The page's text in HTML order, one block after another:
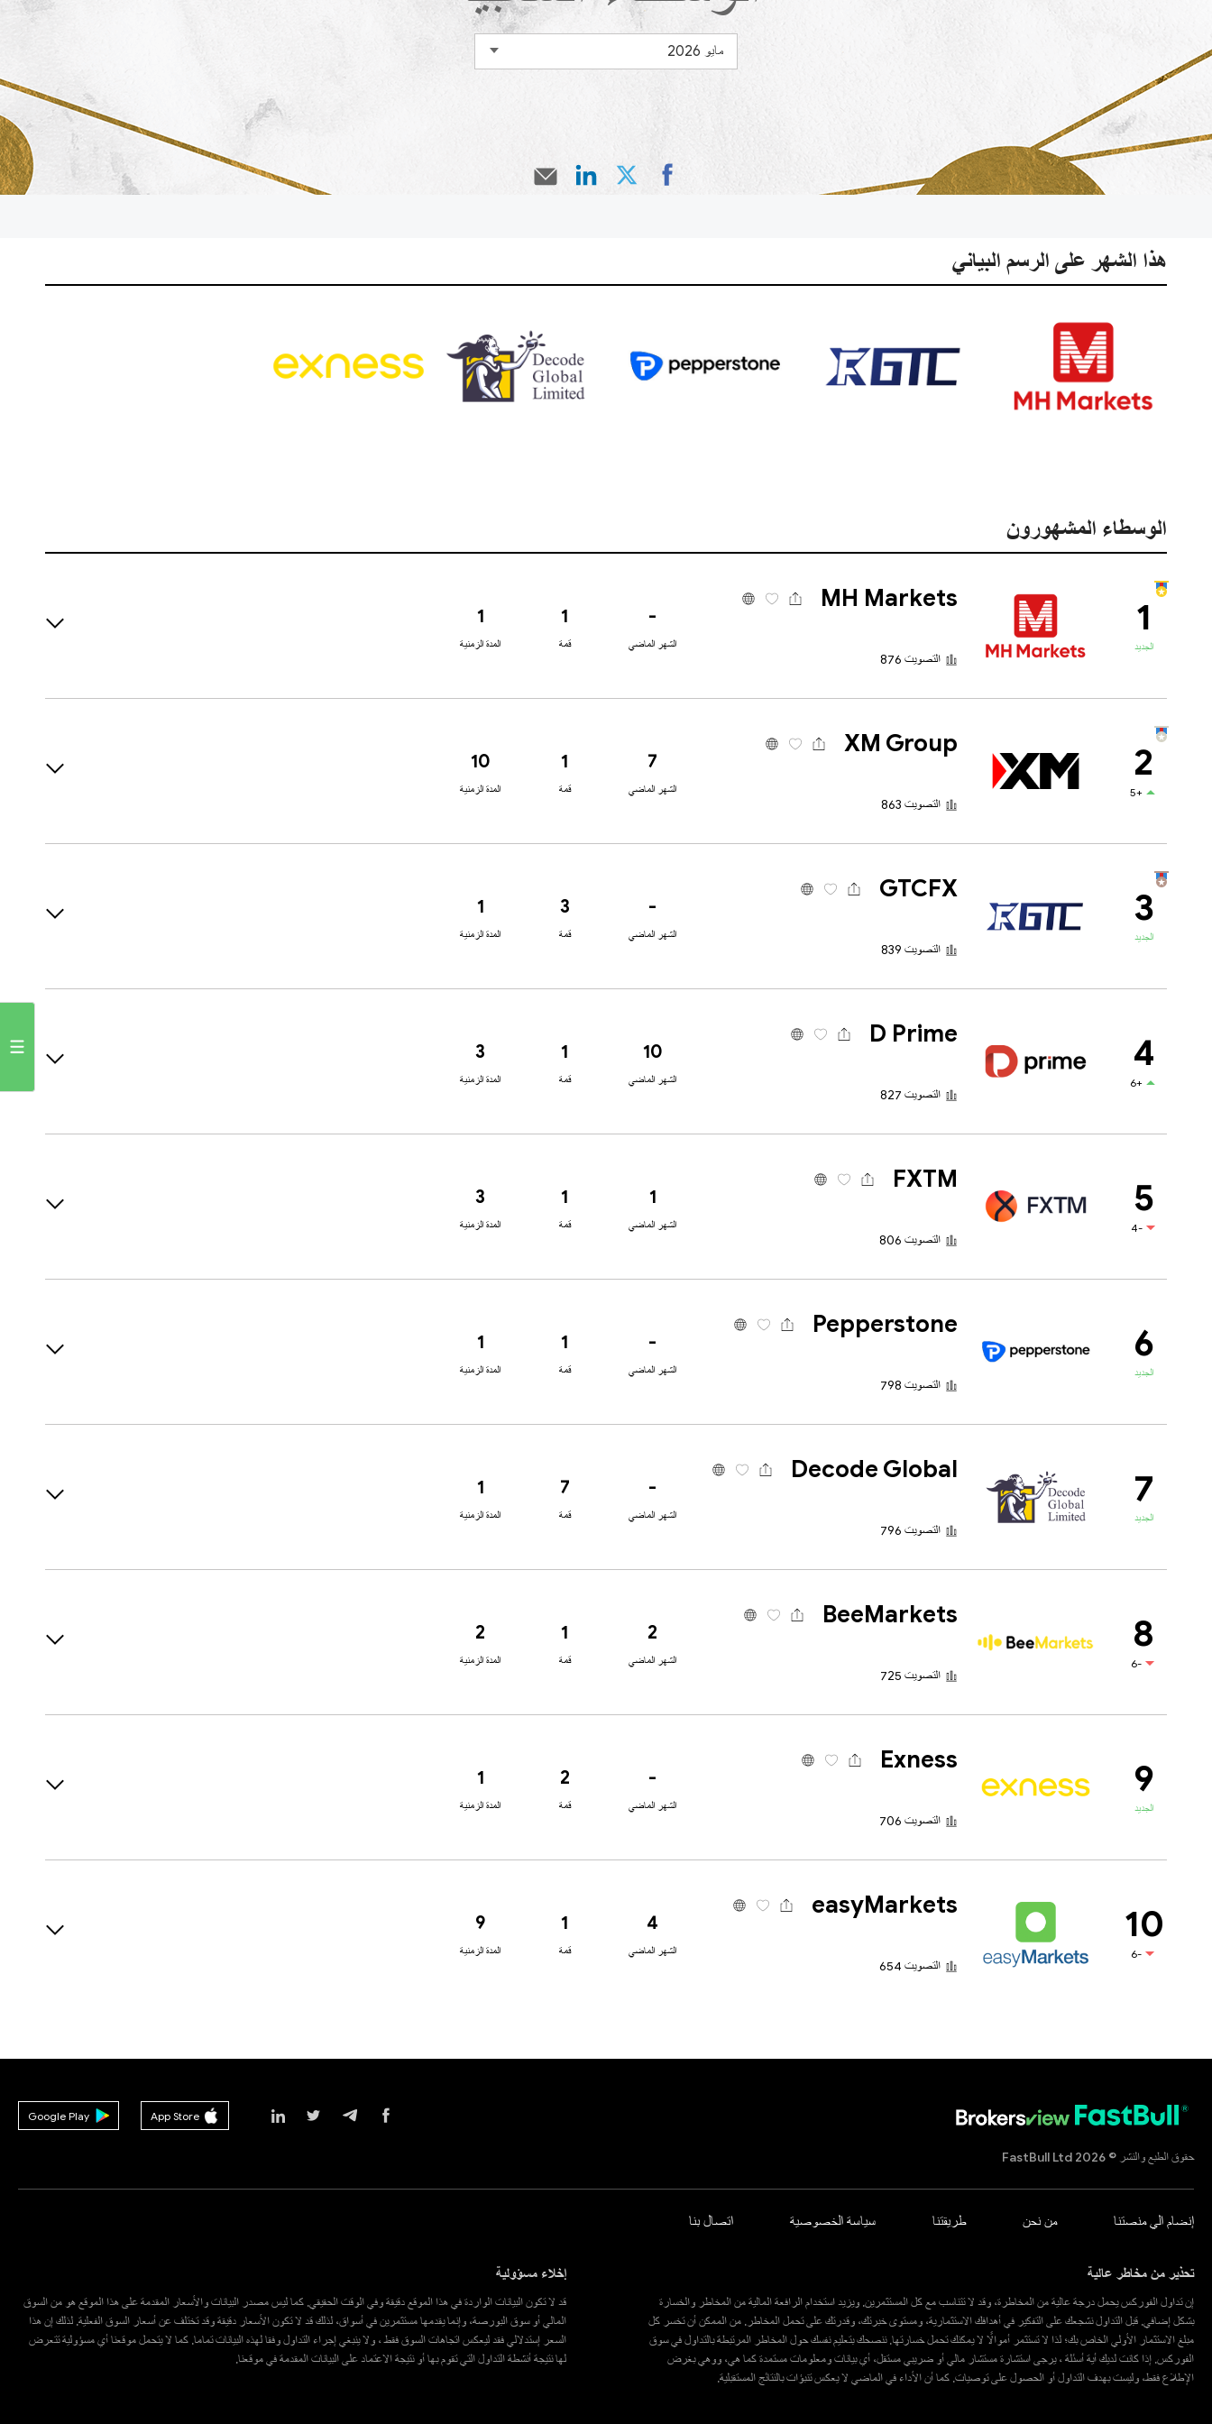
هذا الشهر على الرسم البياني
الوسطاء المشهورون
1
الجديد
MH Markets
التصويت 876
-
الشهر الماضي
1
قمة
1
المدة الزمنية
2
+5
XM Group
التصويت 863
7
الشهر الماضي
1
قمة
10
المدة الزمنية
3
الجديد
GTCFX
التصويت 839
-
الشهر الماضي
3
قمة
1
المدة الزمنية
4
+6
D Prime
التصويت 827
10
الشهر الماضي
1
قمة
3
المدة الزمنية
5
-4
FXTM
التصويت 806
1
الشهر الماضي
1
قمة
3
المدة الزمنية
6
الجديد
Pepperstone
التصويت 798
-
الشهر الماضي
1
قمة
1
المدة الزمنية
7
الجديد
Decode Global
التصويت 796
-
الشهر الماضي
7
قمة
1
المدة الزمنية
8
-6
BeeMarkets
التصويت 725
2
الشهر الماضي
1
قمة
2
المدة الزمنية
9
الجديد
Exness
التصويت 706
-
الشهر الماضي
2
قمة
1
المدة الزمنية
10
-6
easyMarkets
التصويت 654
4
الشهر الماضي
1
قمة
9
المدة الزمنية
حقوق الطبع والنشر © 2026 FastBull Ltd
App Store
Google Play
إنضام الي منصتنا من نحن طريقتنا سياسة الخصوصية اتصال بنا
تحذير من مخاطر عالية
إن تداول الفوركس يحمل درجة عالية من المخاطرة، وقد لا تتناسب مع كل المستثمرين. ويزيد استخدام الرافعة المالية من المخاطر والخسارة
بشكل إضافي. قبل التداول نشجعك على التفكير في أهدافك الاستثمارية، ومستوى خبرتك، وقدرتك على تحمل المخاطر. من الممكن أن تخسر كل
مبلغ الاستثمار الأولي الخاص بك؛ لذا لا تستثمر أموالًا لا يمكنك تحمل خسارتها. ننصحك بتعليم نفسك حول المخاطر المرتبطة بالتداول في سوق
الفوركس. إذا كانت لديك أية أسئلة ، يرجى استشارة مستشار مالي أو ضريبي مستقل، أي بيانات ومعلومات مستمدة كما هي، ووهي بغرض
الإطلاع فقط، وليست بهدف التداول أو الحصول على توصيات. كما أن الأداء في الماضي لا يعكس تنبؤات بالنتائج المستقبلية.
إخلاء مسؤولية
قد لا تكون البيانات الواردة في هذا الموقع دقيقة وفي الوقت الحقيقي. كما ليس مصدر البيانات والأسعار المقدمة على هذا الموقع هو من السوق
المالي أو سوق البورصة، وإنما يقدمها مستثمرين في أسواق، لذلك قد لا تكون الأسعار دقيقة وقد تختلف عن أسعار السوق الفعلية. لذلك إن هذا
السعر إستدلالي فقد ليعكس اتجاهات السوق فقط ، ولا ينبغي إجراء التداول وفقا لهذه البيانات تماما. كما لا يتحمل موقعنا أي مسؤولية تتعرض
لها نتيجة أنشطة التداول التي تقوم بها أو نتيجة الاعتماد على البيانات المقدمة في موقعنا.